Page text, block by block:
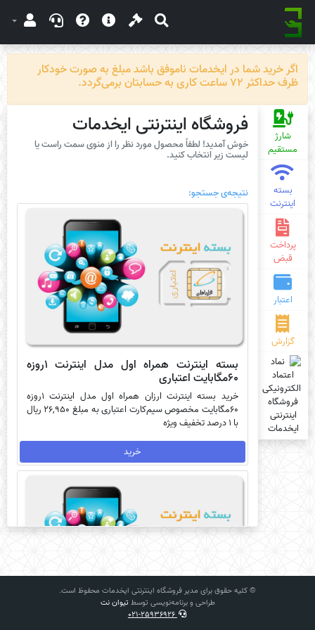
اگر خرید شما در ایخدمات ناموفق باشد مبلغ به صورت خودکار
ظرف حداکثر 72 ساعت کاری به حسابتان برمی‌گردد.
شارژ
مستقیم
بسته
اینترنت
پرداخت
قبض
اعتبار
گزارش
فروشگاه اینترنتی ایخدمات
خوش آمدید! لطفاً محصول مورد نظر را از منوی سمت راست یا
لیست زیر انتخاب کنید.
نتیجه‌ی جستجو:
بسته اینترنت همراه اول مدل اینترنت 1روزه
60مگابایت اعتباری
خرید بسته اینترنت ارزان همراه اول مدل اینترنت 1روزه
60مگابایت مخصوص سیم‌کارت اعتباری به مبلغ 26,950 ریال
با 1 درصد تخفیف ویژه
خرید
© کلیه حقوق برای مدیر فروشگاه اینترنتی ایخدمات محفوظ است.
طراحی و برنامه‌نویسی توسط تیوان نت
021-25936926